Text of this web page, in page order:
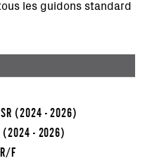
les guidons standard
(2024 - 2026)
(2024 - 2026)
F